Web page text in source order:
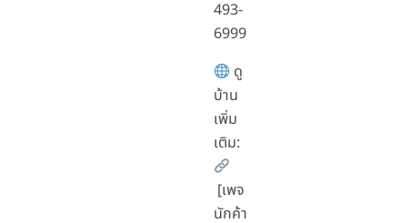
493-
6999
ดู
บ้าน
เพิ่ม
เติม:
[เพจ
นักค้า